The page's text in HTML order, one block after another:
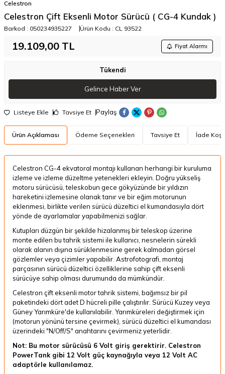
Celestron
Celestron Çift Eksenli Motor Sürücü ( CG-4 Kundak )
Barkod : 050234935227 Ürün Kodu : CL 93522
19.109,00 TL Fiyat Alarmı
Tükendi
Gelince Haber Ver
Listeye Ekle Tavsiye Et Paylaş
Ürün Açıklaması Ödeme Seçenekleri Tavsiye Et İade
Celestron CG-4 ekvatoral montajı kullanan herhangi bir kuruluma
izleme ve izleme düzeltme yetenekleri ekleyin. Doğru yükseliş
motoru sürücüsü, teleskobun gece gökyüzünde bir yıldızın
hareketini izlemesine olanak tanır ve bir eğim motorunun
eklenmesi, birlikte verilen sürücü düzeltici el kumandasıyla dört
yönde de ayarlamalar yapabilmenizi sağlar.
Kutupları düzgün bir şekilde hizalanmış bir teleskop üzerine
monte edilen bu tahrik sistemi ile kullanıcı, nesnelerin sürekli
olarak alanın dışına sürüklenmesine gerek kalmadan görsel
gözlemler veya çizimler yapabilir. Astrofotografi, montaj
parçasının sürücü düzeltici özelliklerine sahip çift eksenli
sürücüye sahip olması durumunda da mümkündür.
Celestron çift eksenli motor tahrik sistemi, bağımsız bir pil
paketindeki dört adet D hücreli pille çalıştırılır. Sürücü Kuzey veya
Güney Yarımküre'de kullanılabilir. Yarımküreleri değiştirmek için
(motorun yönünü tersine çevirmek), sürücü düzeltici el kumandası
üzerindeki "N/Off/S" anahtarını çevirmeniz yeterlidir.
Not: Bu motor sürücüsü 6 Volt giriş gerektirir. Celestron
PowerTank gibi 12 Volt güç kaynağıyla veya 12 Volt AC
adaptörle kullanılamaz.